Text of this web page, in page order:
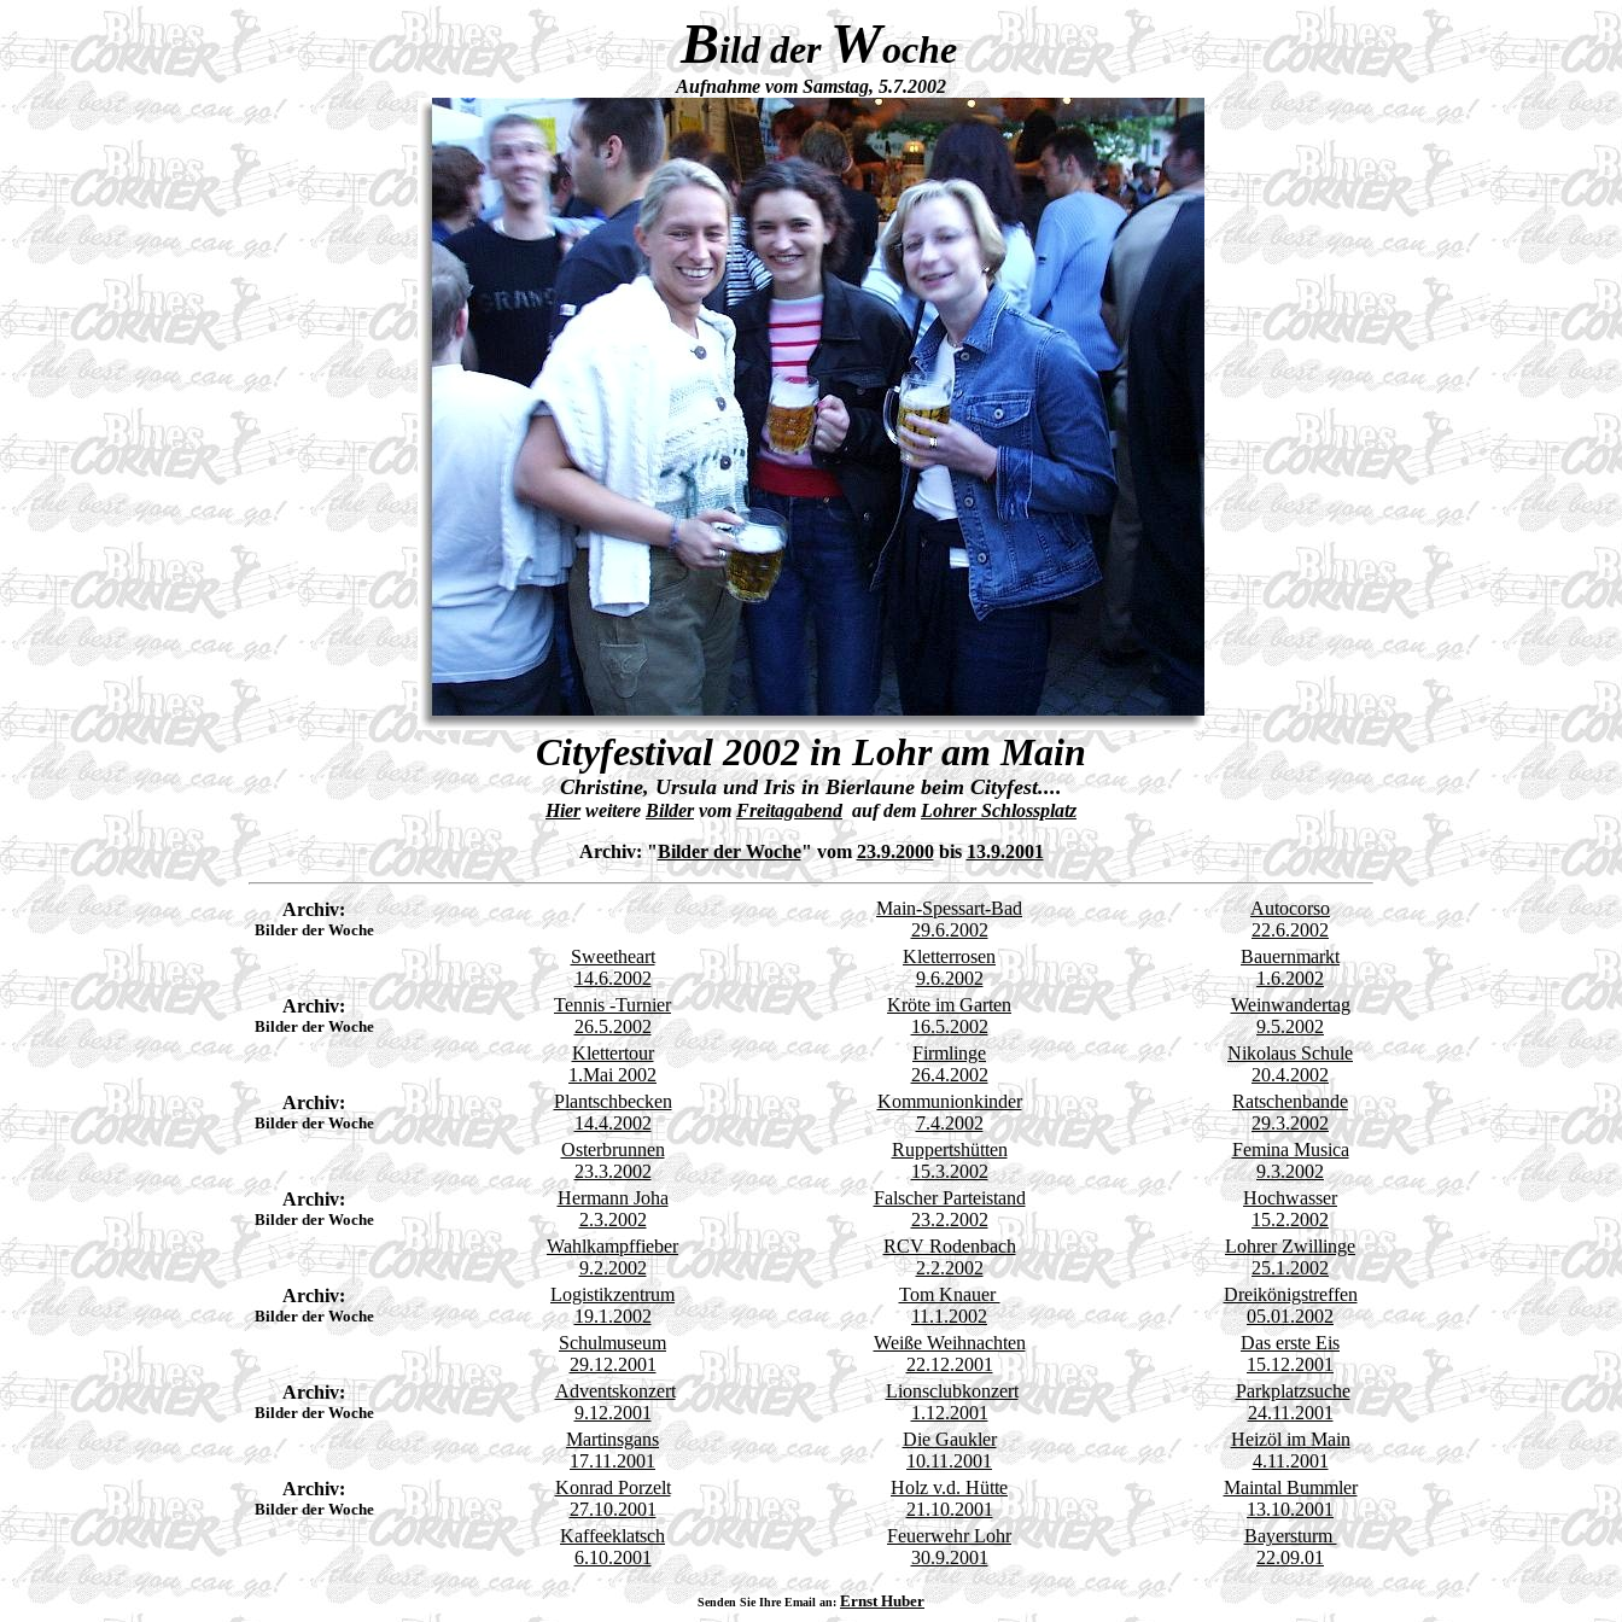
Bild derWoche
Aufnahme vom Samstag, 5.7.2002
Cityfestival 2002 in Lohr am Main
Christine, Ursula und Iris in Bierlaune beim Cityfest....
Hier weitere Bilder vomFreitagabendauf dem Lohrer Schlossplatz
Archiv:"Bilder der Woche" vom 23.9.2000bis13.9.2001
Archiv:
Bilder der Woche
Main-Spessart-Bad
29.6.2002
Autocorso
22.6.2002
Sweetheart
14.6.2002
Kletterrosen
9.6.2002
Bauernmarkt
1.6.2002
Archiv:
Bilder der Woche
Tennis -Turnier
26.5.2002
Kröte im Garten
16.5.2002
Weinwandertag
9.5.2002
Klettertour
1.Mai 2002
Firmlinge
26.4.2002
Nikolaus Schule
20.4.2002
Archiv:
Bilder der Woche
Plantschbecken
14.4.2002
Kommunionkinder
7.4.2002
Ratschenbande
29.3.2002
Osterbrunnen
23.3.2002
Ruppertshütten
15.3.2002
Femina Musica
9.3.2002
Archiv:
Bilder der Woche
Hermann Joha
2.3.2002
Falscher Parteistand
23.2.2002
Hochwasser
15.2.2002
Wahlkampffieber
9.2.2002
RCV Rodenbach
2.2.2002
Lohrer Zwillinge
25.1.2002
Archiv:
Bilder der Woche
Logistikzentrum
19.1.2002
Tom Knauer
11.1.2002
Dreikönigstreffen
05.01.2002
Schulmuseum
29.12.2001
Weiße Weihnachten
22.12.2001
Das erste Eis
15.12.2001
Archiv:
Bilder der Woche
Adventskonzert
9.12.2001
Lionsclubkonzert
1.12.2001
Parkplatzsuche
24.11.2001
Martinsgans
17.11.2001
Die Gaukler
10.11.2001
Heizöl im Main
4.11.2001
Archiv:
Bilder der Woche
Konrad Porzelt
27.10.2001
Holz v.d. Hütte
21.10.2001
Maintal Bummler
13.10.2001
Kaffeeklatsch
6.10.2001
Feuerwehr Lohr
30.9.2001
Bayersturm
22.09.01
Senden Sie Ihre Email an: Ernst Huber